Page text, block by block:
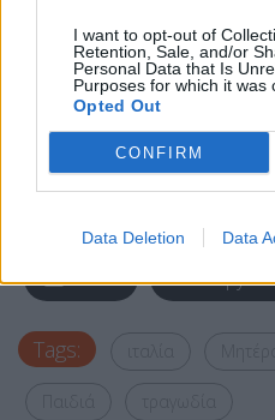
I want to opt-out of
Retention, Sale, and/or
Personal Data that Is
Purposes for which it was
Opted Out
CONFIRM
Data Deletion Data
Email Copy
Tags: